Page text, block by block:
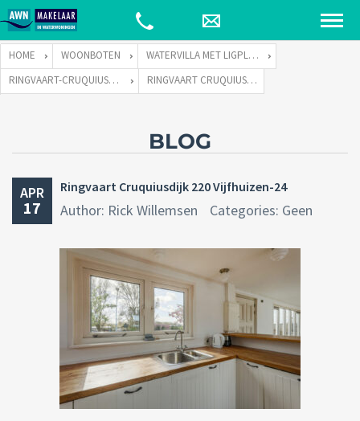
HOME WOONBOTEN
WATERVILLA MET LIGPLAATS
RINGVAART-CRUQUIUSDIJK 220 TE 2141 EW VIJFHUIZEN
RINGVAART CRUQUIUSDIJK 220 VIJFHUIZEN-24
BLOG
APR
17
Ringvaart Cruquiusdijk 220 Vijfhuizen-24
Author: Rick Willemsen Categories: Geen